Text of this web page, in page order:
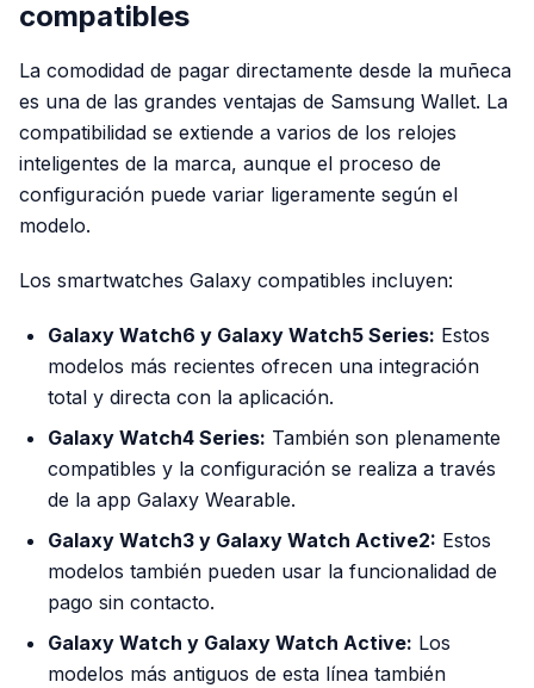
compatibles
La comodidad de pagar directamente desde la muñeca
es una de las grandes ventajas de Samsung Wallet. La
compatibilidad se extiende a varios de los relojes
inteligentes de la marca, aunque el proceso de
configuración puede variar ligeramente según el
modelo.
Los smartwatches Galaxy compatibles incluyen:
Galaxy Watch6 y Galaxy Watch5 Series: Estos
modelos más recientes ofrecen una integración
total y directa con la aplicación.
Galaxy Watch4 Series: También son plenamente
compatibles y la configuración se realiza a través
de la app Galaxy Wearable.
Galaxy Watch3 y Galaxy Watch Active2: Estos
modelos también pueden usar la funcionalidad de
pago sin contacto.
Galaxy Watch y Galaxy Watch Active: Los
modelos más antiguos de esta línea también